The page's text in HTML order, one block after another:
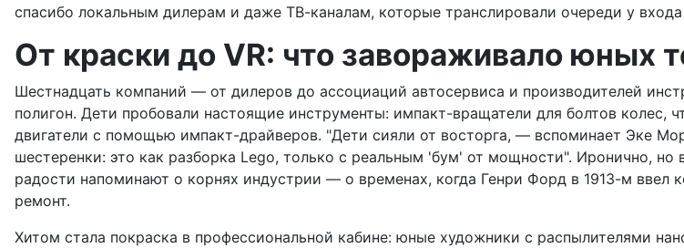
спасибо локальным дилерам и даже ТВ-каналам, которые транслировали очереди у входа
От краски до VR: что завораживало юных
Шестнадцать компаний — от дилеров до ассоциаций автосервиса и производителей
полигон. Дети пробовали настоящие инструменты: импакт-вращатели для болтов колес,
двигатели с помощью импакт-драйверов. "Дети сияли от восторга, — вспоминает Эке
шестеренки: это как разборка Lego, только с реальным 'бум' от мощности". Иронично, но
радости напоминают о корнях индустрии — о временах, когда Генри Форд в 1913-м
ремонт.
Хитом стала покраска в профессиональной кабине: юные художники с распылителями